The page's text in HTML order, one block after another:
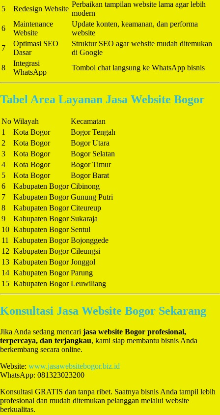
5
Redesign Website
Perbaikan tampilan website lama agar lebih
modern
6
Maintenance
Website
Update konten, keamanan, dan performa
website
7
Optimasi SEO
Dasar
Struktur SEO agar website mudah ditemukan
di Google
8
Integrasi
WhatsApp
Tombol chat langsung ke WhatsApp bisnis
Tabel Area Layanan Jasa Website Bogor
No Wilayah
Kecamatan
1
Kota Bogor
Bogor Tengah
2
Kota Bogor
Bogor Utara
3
Kota Bogor
Bogor Selatan
4
Kota Bogor
Bogor Timur
5
Kota Bogor
Bogor Barat
6
Kabupaten Bogor Cibinong
7
Kabupaten Bogor Gunung Putri
8
Kabupaten Bogor Citeureup
9
Kabupaten Bogor Sukaraja
10 Kabupaten Bogor Sentul
11 Kabupaten Bogor Bojonggede
12 Kabupaten Bogor Cileungsi
13 Kabupaten Bogor Jonggol
14 Kabupaten Bogor Parung
15 Kabupaten Bogor Leuwiliang
Konsultasi Jasa Website Bogor Sekarang
Jika Anda sedang mencari jasa website Bogor profesional,
terpercaya, dan terjangkau, kami siap membantu bisnis Anda
berkembang secara online.
Website: www.jasawebsitebogor.biz.id
WhatsApp: 081323023200
Konsultasi GRATIS dan tanpa ribet. Saatnya bisnis Anda tampil lebih
profesional dan mudah ditemukan pelanggan melalui website
berkualitas.